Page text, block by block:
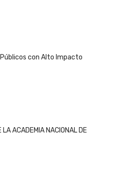
con Alto Impacto
LA ACADEMIA NACIONAL DE